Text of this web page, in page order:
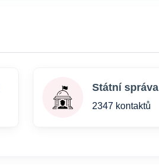
Státní správa
2347 kontaktů